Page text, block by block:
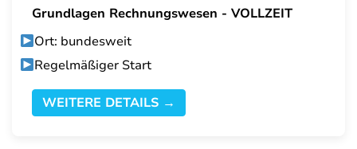
Grundlagen Rechnungswesen - VOLLZEIT
Ort: bundesweit
Regelmäßiger Start
WEITERE DETAILS →